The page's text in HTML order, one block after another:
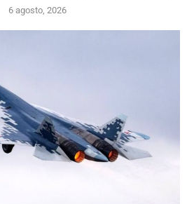
6 agosto, 2026